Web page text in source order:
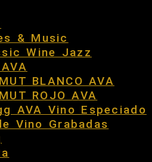
& Music
Wine Jazz
BLANCO AVA
ROJO AVA
AVA Vino Especiado
Vino Grabadas